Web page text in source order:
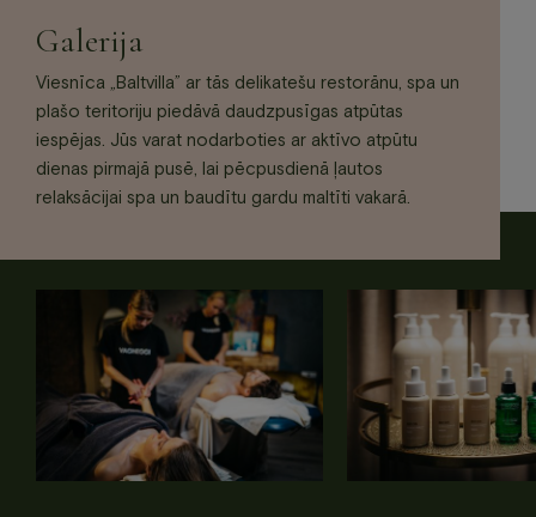
Galerija
Viesnīca „Baltvilla” ar tās delikatešu restorānu, spa un
plašo teritoriju piedāvā daudzpusīgas atpūtas
iespējas. Jūs varat nodarboties ar aktīvo atpūtu
dienas pirmajā pusē, lai pēcpusdienā ļautos
relaksācijai spa un baudītu gardu maltīti vakarā.